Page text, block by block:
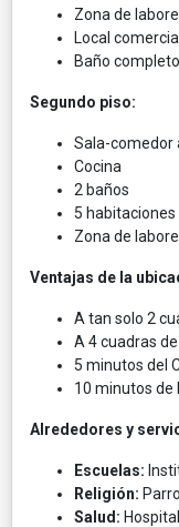
Zona de
Local
Baño
Segundo piso:
Sala-comedor
Cocina
2 baños
5
Zona de
Ventajas de la
A tan solo 2
A 4 cuadras
5 minutos del
10 minutos de
Alrededores y
Escuelas:
Religión:
Salud: